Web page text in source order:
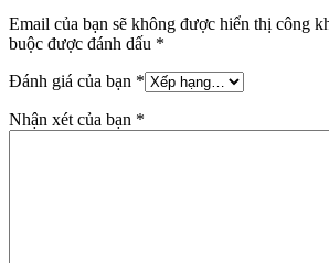
Email của bạn sẽ không được hiển thị công
buộc được đánh dấu *
Đánh giá của bạn *
Nhận xét của bạn *